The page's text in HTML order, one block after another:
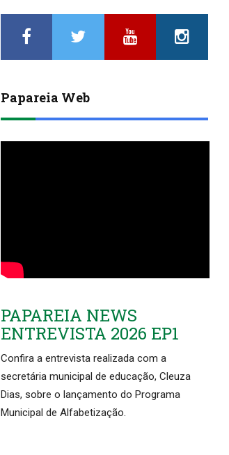
Papareia Web
PAPAREIA NEWS
ENTREVISTA 2026 EP1
Confira a entrevista realizada com a
secretária municipal de educação, Cleuza
Dias, sobre o lançamento do Programa
Municipal de Alfabetização.